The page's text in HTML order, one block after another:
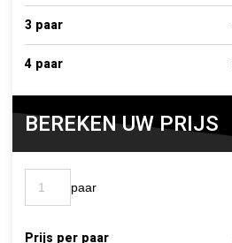
3 paar
4 paar
BEREKEN UW PRIJS
paar
Prijs per paar